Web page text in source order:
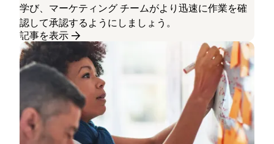
学び、マーケティング チームがより迅速に作業を確
認して承認するようにしましょう。
記事を表示